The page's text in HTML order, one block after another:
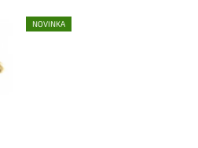
NOVINKA